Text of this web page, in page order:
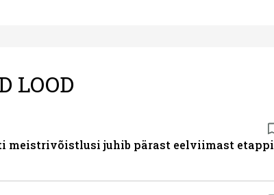
LOOD
meistrivõistlusi juhib pärast eelviimast etappi